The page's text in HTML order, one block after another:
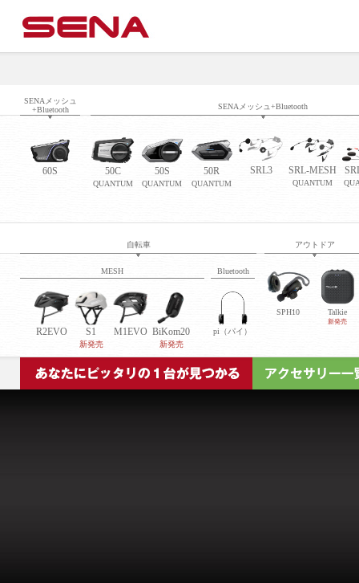
SENAメッシュ
+Bluetooth
SENAメッシュ+Bluetooth
60S 50C
QUANTUM
50S
QUANTUM
50R
QUANTUM
SRL3 SRL-MESH
QUANTUM
自転車 アウトドア
MESH
R2EVO S1
新発売
M1EVO BiKom20
新発売
Bluetooth
pi（パイ）
SPH10 Talkie
新発売